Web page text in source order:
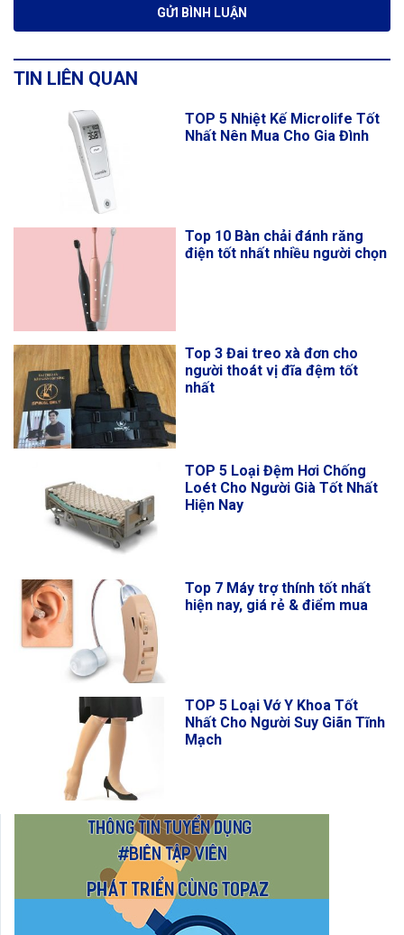
TIN LIÊN QUAN
TOP 5 Nhiệt Kế Microlife Tốt
Nhất Nên Mua Cho Gia Đình
Top 10 Bàn chải đánh răng
điện tốt nhất nhiều người chọn
Top 3 Đai treo xà đơn cho
người thoát vị đĩa đệm tốt
nhất
TOP 5 Loại Đệm Hơi Chống
Loét Cho Người Già Tốt Nhất
Hiện Nay
Top 7 Máy trợ thính tốt nhất
hiện nay, giá rẻ & điểm mua
TOP 5 Loại Vớ Y Khoa Tốt
Nhất Cho Người Suy Giãn Tĩnh
Mạch